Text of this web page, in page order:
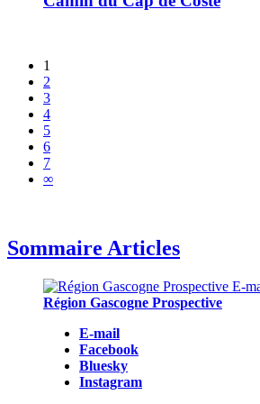
1
2
3
4
5
6
7
∞
Sommaire Articles
Région Gascogne Prospective
E-mail
Facebook
Bluesky
Instagram